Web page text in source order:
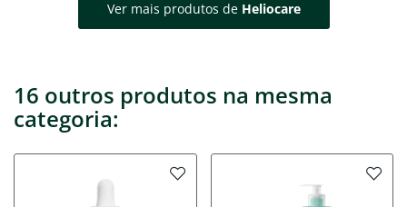
Ver mais produtos de Heliocare
16 outros produtos na mesma
categoria: